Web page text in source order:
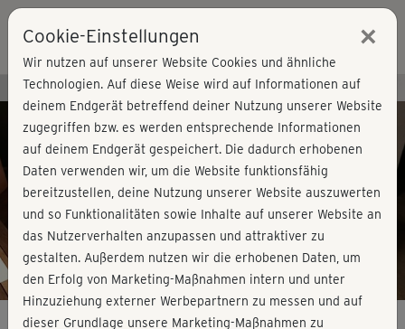
Play
Video
Kursvorschau - Jetzt mitmachen!
Cookie-Einstellungen ×
Wir nutzen auf unserer Website Cookies und ähnliche
Technologien. Auf diese Weise wird auf Informationen auf
deinem Endgerät betreffend deiner Nutzung unserer Website
zugegriffen bzw. es werden entsprechende Informationen
auf deinem Endgerät gespeichert. Die dadurch erhobenen
Daten verwenden wir, um die Website funktionsfähig
bereitzustellen, deine Nutzung unserer Website auszuwerten
und so Funktionalitäten sowie Inhalte auf unserer Website an
das Nutzerverhalten anzupassen und attraktiver zu
gestalten. Außerdem nutzen wir die erhobenen Daten, um
den Erfolg von Marketing-Maßnahmen intern und unter
Hinzuziehung externer Werbepartnern zu messen und auf
dieser Grundlage unsere Marketing-Maßnahmen zu